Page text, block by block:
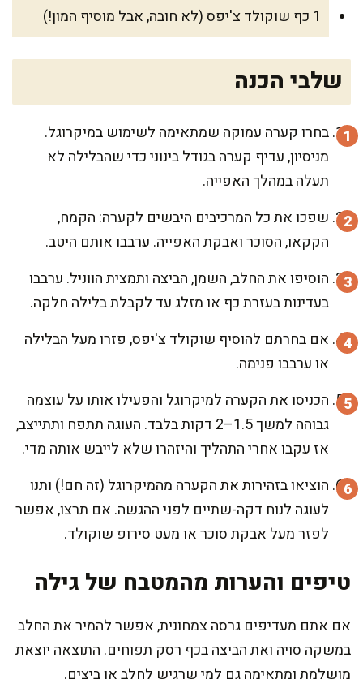
1 כף שוקולד צ'יפס (לא חובה, אבל מוסיף המון!)
שלבי הכנה
בחרו קערה עמוקה שמתאימה לשימוש במיקרוגל.
מניסיון, עדיף קערה בגודל בינוני כדי שהבלילה לא
תעלה במהלך האפייה.
שפכו את כל המרכיבים היבשים לקערה: הקמח,
הקקאו, הסוכר ואבקת האפייה. ערבבו אותם היטב.
הוסיפו את החלב, השמן, הביצה ותמצית הווניל. ערבבו
בעדינות בעזרת כף או מזלג עד לקבלת בלילה חלקה.
אם בחרתם להוסיף שוקולד צ'יפס, פזרו מעל הבלילה
או ערבבו פנימה.
הכניסו את הקערה למיקרוגל והפעילו אותו על עוצמה
גבוהה למשך 1.5–2 דקות בלבד. העוגה תתפח ותתייצב,
אז עקבו אחרי התהליך והיזהרו שלא לייבש אותה מדי.
הוציאו בזהירות את הקערה מהמיקרוגל (זה חם!) ותנו
לעוגה לנוח דקה-שתיים לפני ההגשה. אם תרצו, אפשר
לפזר מעל אבקת סוכר או מעט סירופ שוקולד.
טיפים והערות מהמטבח של גילה
אם אתם מעדיפים גרסה צמחונית, אפשר להמיר את החלב
במשקה סויה ואת הביצה בכף רסק תפוחים. התוצאה יוצאת
מושלמת ומתאימה גם למי שרגיש לחלב או ביצים.